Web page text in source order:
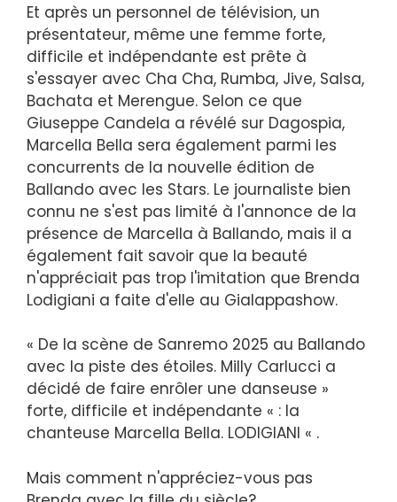
Et après un personnel de télévision, un
présentateur, même une femme forte,
difficile et indépendante est prête à
s'essayer avec Cha Cha, Rumba, Jive, Salsa,
Bachata et Merengue. Selon ce que
Giuseppe Candela a révélé sur Dagospia,
Marcella Bella sera également parmi les
concurrents de la nouvelle édition de
Ballando avec les Stars. Le journaliste bien
connu ne s'est pas limité à l'annonce de la
présence de Marcella à Ballando, mais il a
également fait savoir que la beauté
n'appréciait pas trop l'imitation que Brenda
Lodigiani a faite d'elle au Gialappashow.
« De la scène de Sanremo 2025 au Ballando
avec la piste des étoiles. Milly Carlucci a
décidé de faire enrôler une danseuse »
forte, difficile et indépendante « : la
chanteuse Marcella Bella. LODIGIANI « .
Mais comment n'appréciez-vous pas